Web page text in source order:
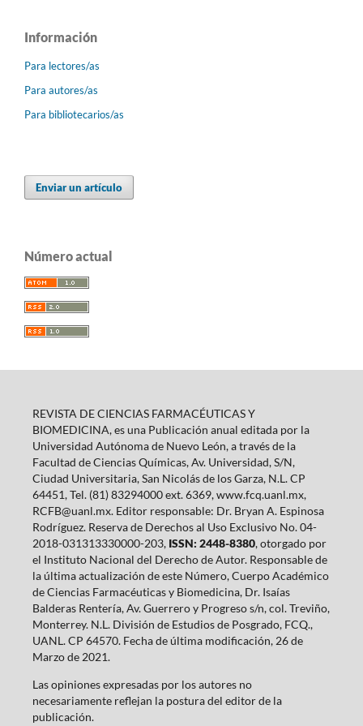
Información
Para lectores/as
Para autores/as
Para bibliotecarios/as
Enviar un artículo
Número actual
REVISTA DE CIENCIAS FARMACÉUTICAS Y
BIOMEDICINA, es una Publicación anual editada por la
Universidad Autónoma de Nuevo León, a través de la
Facultad de Ciencias Químicas, Av. Universidad, S/N,
Ciudad Universitaria, San Nicolás de los Garza, N.L. CP
64451, Tel. (81) 83294000 ext. 6369, www.fcq.uanl.mx,
RCFB@uanl.mx. Editor responsable: Dr. Bryan A. Espinosa
Rodríguez. Reserva de Derechos al Uso Exclusivo No. 04-
2018-031313330000-203, ISSN: 2448-8380, otorgado por
el Instituto Nacional del Derecho de Autor. Responsable de
la última actualización de este Número, Cuerpo Académico
de Ciencias Farmacéuticas y Biomedicina, Dr. Isaías
Balderas Rentería, Av. Guerrero y Progreso s/n, col. Treviño,
Monterrey. N.L. División de Estudios de Posgrado, FCQ.,
UANL. CP 64570. Fecha de última modificación, 26 de
Marzo de 2021.
Las opiniones expresadas por los autores no
necesariamente reflejan la postura del editor de la
publicación.